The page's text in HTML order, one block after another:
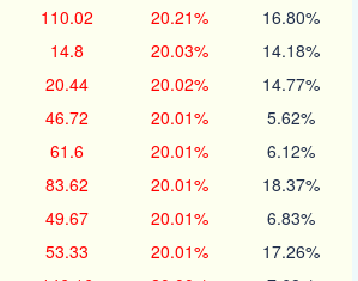
110.02 20.21% 16.80%
14.8 20.03% 14.18%
20.44 20.02% 14.77%
46.72 20.01% 5.62%
61.6 20.01% 6.12%
83.62 20.01% 18.37%
49.67 20.01% 6.83%
53.33 20.01% 17.26%